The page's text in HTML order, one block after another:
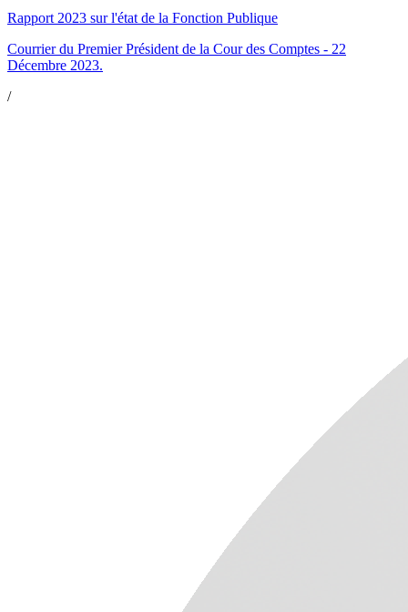
Rapport 2023 sur l'état de la Fonction Publique
Courrier du Premier Président de la Cour des Comptes - 22
Décembre 2023.
/